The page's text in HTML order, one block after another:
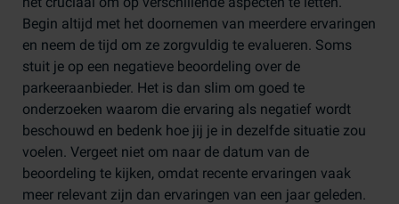
Begin altijd met het doornemen van meerdere ervaringen
en neem de tijd om ze zorgvuldig te evalueren. Soms
stuit je op een negatieve beoordeling over de
parkeeraanbieder. Het is dan slim om goed te
onderzoeken waarom die ervaring als negatief wordt
beschouwd en bedenk hoe jij je in dezelfde situatie zou
voelen. Vergeet niet om naar de datum van de
beoordeling te kijken, omdat recente ervaringen vaak
meer relevant zijn dan ervaringen van een jaar geleden.